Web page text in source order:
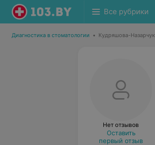
Все рубрики
Диагностика в стоматологии • Кудряшова-
Нет отзывов
Оставить
первый отзыв